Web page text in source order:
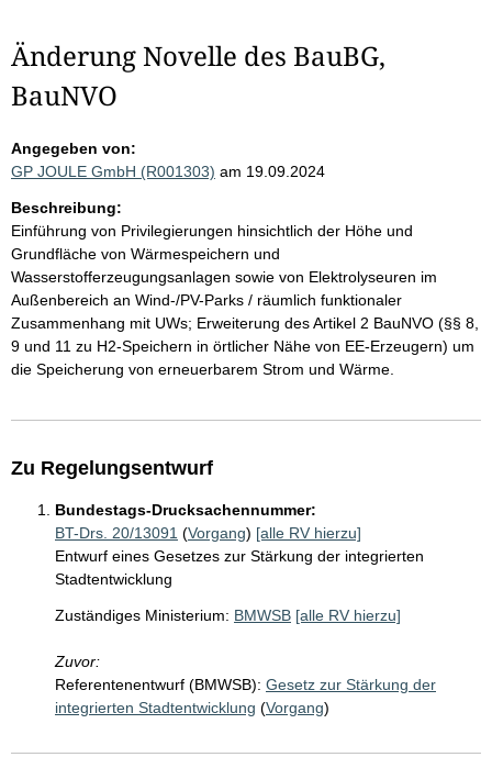
Änderung Novelle des BauBG,
BauNVO
Angegeben von:
GP JOULE GmbH (R001303) am 19.09.2024
Beschreibung:
Einführung von Privilegierungen hinsichtlich der Höhe und
Grundfläche von Wärmespeichern und
Wasserstofferzeugungsanlagen sowie von Elektrolyseuren im
Außenbereich an Wind-/PV-Parks / räumlich funktionaler
Zusammenhang mit UWs; Erweiterung des Artikel 2 BauNVO (§§ 8,
9 und 11 zu H2-Speichern in örtlicher Nähe von EE-Erzeugern) um
die Speicherung von erneuerbarem Strom und Wärme.
Zu Regelungsentwurf
Bundestags-Drucksachennummer:
BT-Drs. 20/13091 (Vorgang) [alle RV hierzu]
Entwurf eines Gesetzes zur Stärkung der integrierten
Stadtentwicklung
Zuständiges Ministerium: BMWSB [alle RV hierzu]
Zuvor:
Referentenentwurf (BMWSB): Gesetz zur Stärkung der
integrierten Stadtentwicklung (Vorgang)